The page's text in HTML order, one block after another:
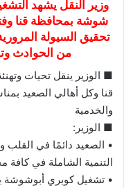
وزير النقل يشهد
شوشة بمحافظة قنا
تحقيق السيولة
من الحوادث
■ الوزير ينقل تحيات
قنا وكل أهالي الصعيد
والخدمية
■ الوزير:
• الصعيد دائمًا في القلب
التنمية الشاملة في كافة
• تشغيل كوبري أبوشوشة